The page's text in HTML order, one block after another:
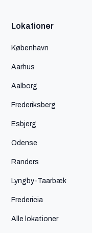
Lokationer
København
Aarhus
Aalborg
Frederiksberg
Esbjerg
Odense
Randers
Lyngby-Taarbæk
Fredericia
Alle lokationer